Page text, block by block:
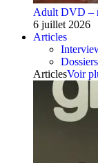
Adult DVD –
6 juillet 2026
Articles
Dossiers
ArticlesVoir